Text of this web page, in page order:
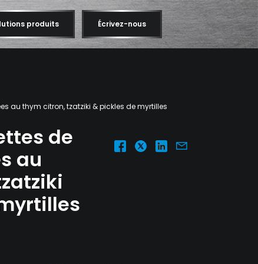
produits Écrivez-nous
au thym citron, tzatziki & pickles de myrtilles
de
au